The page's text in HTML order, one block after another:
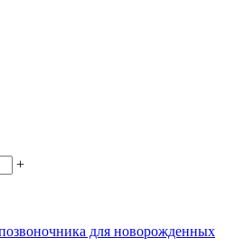
+
для новорожденных